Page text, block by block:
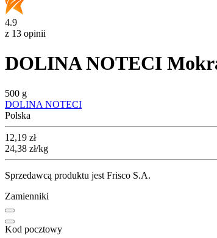
4.9
z 13 opinii
DOLINA NOTECI
500 g
DOLINA NOTECI
Polska
Cena
12,19 zł
24,38 zł/kg
Sprzedawcą produktu jest Frisco S.A.
Zamienniki
Kod pocztowy